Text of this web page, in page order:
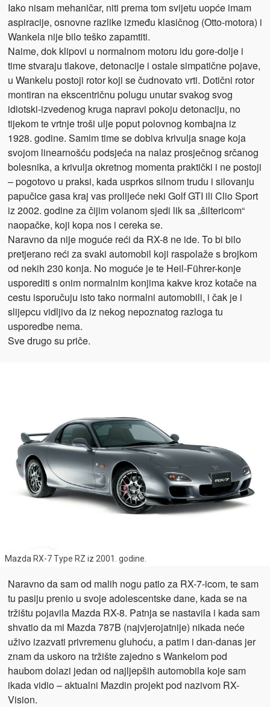
Iako nisam mehaničar, niti prema tom svijetu uopće imam
aspiracije, osnovne razlike između klasičnog (Otto-motora) i
Wankela nije bilo teško zapamtiti.
Naime, dok klipovi u normalnom motoru idu gore-dolje i
time stvaraju tlakove, detonacije i ostale simpatične pojave,
u Wankelu postoji rotor koji se čudnovato vrti. Dotični rotor
montiran na ekscentričnu polugu unutar svakog svog
idiotski-izvedenog kruga napravi pokoju detonaciju, no
tijekom te vrtnje troši ulje poput polovnog kombajna iz
1928. godine. Samim time se dobiva krivulja snage koja
svojom linearnošću podsjeća na nalaz prosječnog srčanog
bolesnika, a krivulja okretnog momenta praktički i ne postoji
– pogotovo u praksi, kada usprkos silnom trudu i silovanju
papučice gasa kraj vas prolijeće neki Golf GTI ili Clio Sport
iz 2002. godine za čijim volanom sjedi lik sa „šiltericom“
naopačke, koji kopa nos i cereka se.
Naravno da nije moguće reći da RX-8 ne ide. To bi bilo
pretjerano reći za svaki automobil koji raspolaže s brojkom
od nekih 230 konja. No moguće je te Heil-Führer-konje
usporediti s onim normalnim konjima kakve kroz kotače na
cestu isporučuju isto tako normalni automobili, i čak je i
slijepcu vidljivo da iz nekog nepoznatog razloga tu
usporedbe nema.
Sve drugo su priče.
Mazda RX-7 Type RZ iz 2001. godine.
Naravno da sam od malih nogu patio za RX-7-icom, te sam
tu pasiju prenio u svoje adolescentske dane, kada se na
tržištu pojavila Mazda RX-8. Patnja se nastavila i kada sam
shvatio da mi Mazda 787B (najvjerojatnije) nikada neće
uživo izazvati privremenu gluhoću, a patim i dan-danas jer
znam da uskoro na tržište zajedno s Wankelom pod
haubom dolazi jedan od najljepših automobila koje sam
ikada vidio – aktualni Mazdin projekt pod nazivom RX-
Vision.